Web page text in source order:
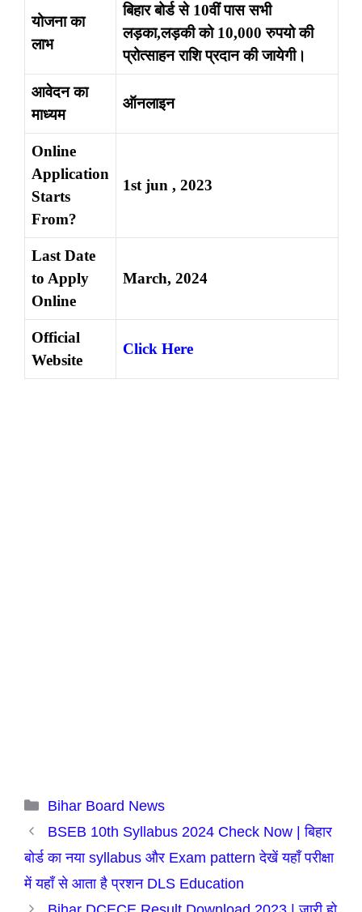
योजना का
लाभ
बिहार बोर्ड से 10वीं पास सभी
लड़का,लड़की को 10,000 रुपयो की
प्रोत्साहन राशि प्रदान की जायेगी।
आवेदन का
माध्यम
ऑनलाइन
Online
Application
Starts
From?
1st jun , 2023
Last Date
to Apply
Online
March, 2024
Official
Website
Click Here
Categories
Bihar Board News
BSEB 10th Syllabus 2024 Check Now | बिहार
बोर्ड का नया syllabus और Exam pattern देखें यहाँ परीक्षा
में यहाँ से आता है प्रशन DLS Education